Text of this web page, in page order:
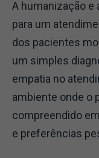
A humanização e
para um
dos pacientes
um simples
empatia no
ambiente onde o
compreendido
e preferências